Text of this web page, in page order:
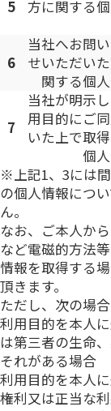
5
方に関する
6
当社へお問
せいただい
関する個
7
当社が明示
用目的にご
いた上で取
個
※上記1、3には
の個人情報につ
ん。
なお、ご本人か
など電磁的方法
情報を取得する
頂きます。
ただし、次の場合
利用目的を本人
は第三者の生命
それがある場合
利用目的を本人
権利又は正当な